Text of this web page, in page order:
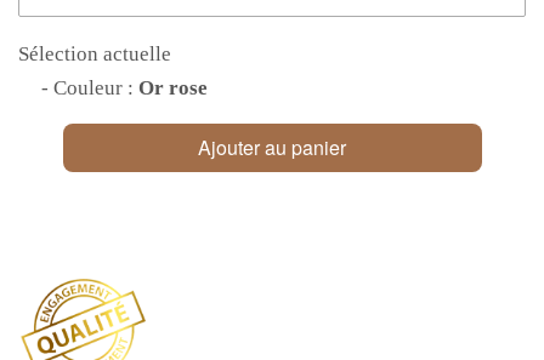
Sélection actuelle
- Couleur : Or rose
Ajouter au panier